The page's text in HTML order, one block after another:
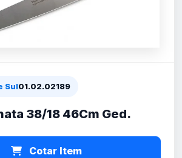
Sul01.02.02189
38/18 46Cm Ged.
Cotar Item